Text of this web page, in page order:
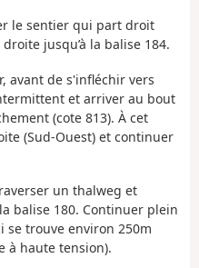
le sentier qui part droit
jusqu’à la balise 184.
avant de s'infléchir vers
et arriver au bout
(cote 813). À cet
(Sud-Ouest) et continuer
un thalweg et
balise 180. Continuer plein
se trouve environ 250m
à haute tension).